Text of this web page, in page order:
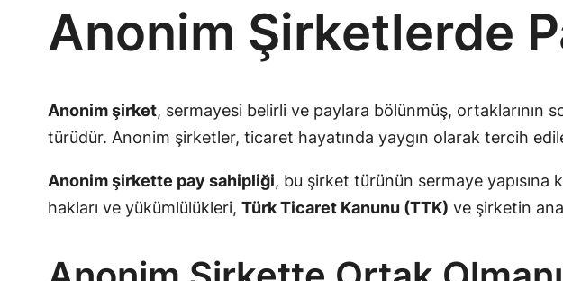
Anonim Şirketlerde
Anonim şirket, sermayesi belirli ve paylara bölünmüş, ortaklarının
türüdür. Anonim şirketler, ticaret hayatında yaygın olarak tercih
Anonim şirkette pay sahipliği, bu şirket türünün sermaye yapısına
hakları ve yükümlülükleri, Türk Ticaret Kanunu (TTK) ve şirketin